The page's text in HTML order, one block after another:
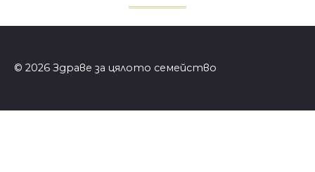
© 2026 Здраве за цялото семейство